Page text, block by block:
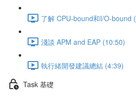
了解 CPU-bound和I/O-bound
淺談 APM and EAP (10:50)
執行緒開發建議總結 (4:39)
Task 基礎